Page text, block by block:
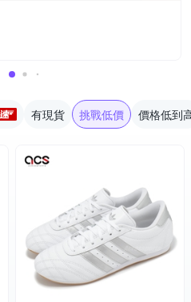
有現貨 挑戰低價 價格低到